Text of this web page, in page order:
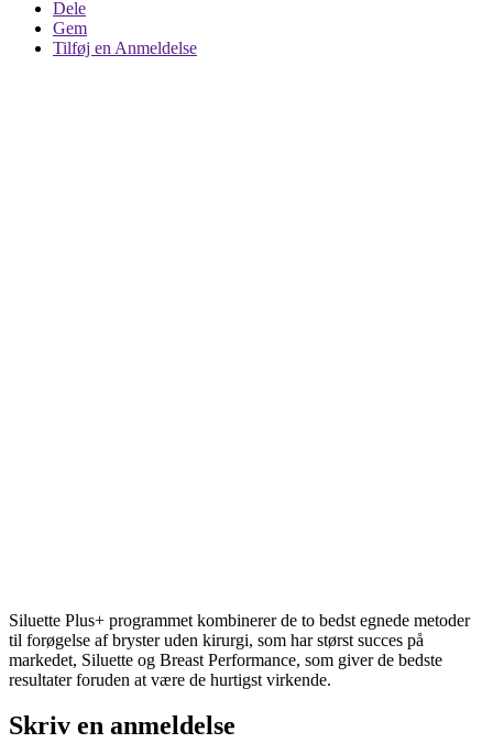
Dele
Gem
Tilføj en Anmeldelse
Siluette Plus+ programmet kombinerer de to bedst egnede metoder
til forøgelse af bryster uden kirurgi, som har størst succes på
markedet, Siluette og Breast Performance, som giver de bedste
resultater foruden at være de hurtigst virkende.
Skriv en anmeldelse